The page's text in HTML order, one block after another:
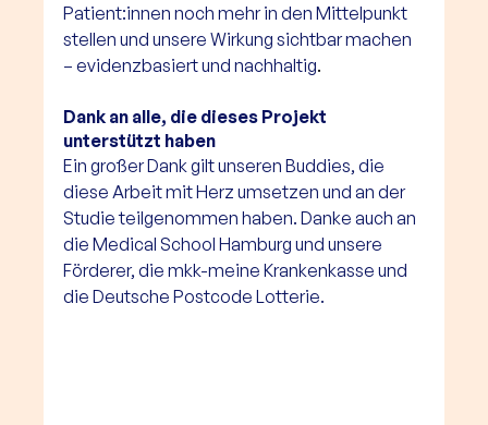
Patient:innen noch mehr in den Mittelpunkt
stellen und unsere Wirkung sichtbar machen
– evidenzbasiert und nachhaltig.
Dank an alle, die dieses Projekt
unterstützt haben
Ein großer Dank gilt unseren Buddies, die
diese Arbeit mit Herz umsetzen und an der
Studie teilgenommen haben. Danke auch an
die Medical School Hamburg und unsere
Förderer, die mkk-meine Krankenkasse und
die Deutsche Postcode Lotterie.